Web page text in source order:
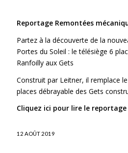
Reportage Remontées
Partez à la découverte de la
Portes du Soleil : le télésiège 6
Ranfoilly aux Gets
Construit par Leitner, il remplace
places débrayable des Gets
Cliquez ici pour lire le reportage
12 AOÛT 2019